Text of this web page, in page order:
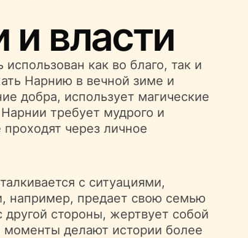
власти
как во благо, так и
Нарнию в вечной зиме и
добра, использует магические
требует мудрого и
через личное
с ситуациями,
например, предает свою семью
другой стороны, жертвует собой
делают истории более